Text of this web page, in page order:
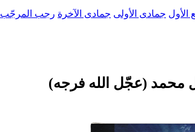
الأول جمادى الأولى جمادى الآخرة رجب المرجّب
محمد (عجّل الله فرجه)